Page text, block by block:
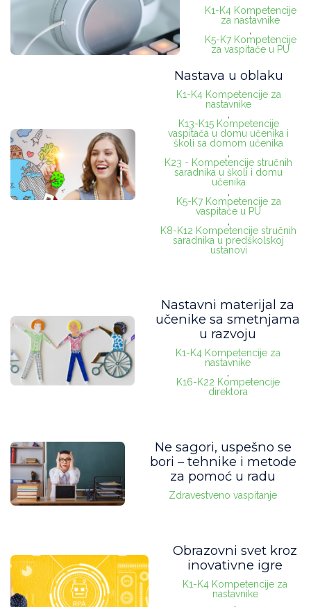
K1-K4 Kompetencije
za nastavnike
K5-K7 Kompetencije
za vaspitače u PU
Nastava u oblaku
K1-K4 Kompetencije za
nastavnike
K13-K15 Kompetencije
vaspitača u domu učenika i
školi sa domom učenika
K23 - Kompetencije stručnih
saradnika u školi i domu
učenika
K5-K7 Kompetencije za
vaspitače u PU
K8-K12 Kompetencije stručnih
saradnika u predškolskoj
ustanovi
Nastavni materijal za
učenike sa smetnjama
u razvoju
K1-K4 Kompetencije za
nastavnike
,
K16-K22 Kompetencije
direktora
Ne sagori, uspešno se
bori – tehnike i metode
za pomoć u radu
Zdravestveno vaspitanje
Obrazovni svet kroz
inovativne igre
K1-K4 Kompetencije za
nastavnike